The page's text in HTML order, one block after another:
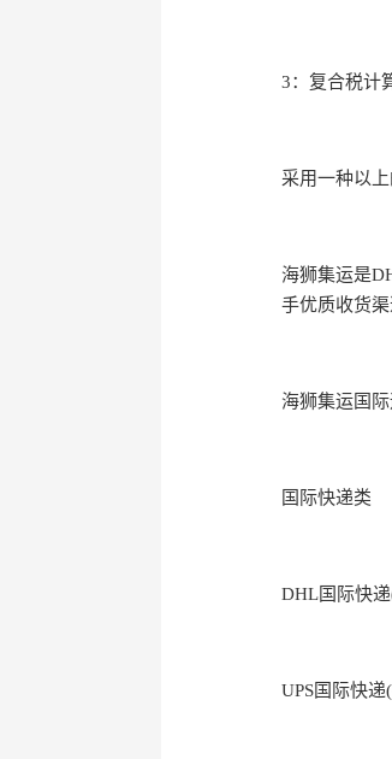
3：复合税计
采用一种以
海狮集运是
手优质收货
海狮集运国
国际快递类
DHL国际快
UPS国际快递